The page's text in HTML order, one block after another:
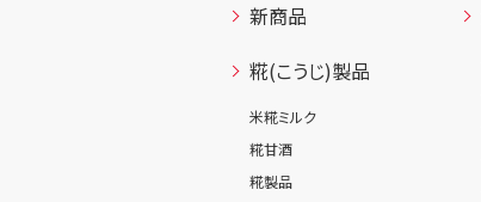
新商品
糀(こうじ)製品
米糀ミルク
糀甘酒
糀製品